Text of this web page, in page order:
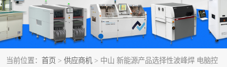
当前位置： 首页 > 供应商机 > 中山 新能源产品选择性波峰焊 电脑控
NeoHorizon全自动锡膏印
刷机
选择性波峰焊
VERSAFLOW-335
回流焊HOTFLOW 3/20e 波峰焊
BGA返修台HR600/2 自动光学检测TR7700QE